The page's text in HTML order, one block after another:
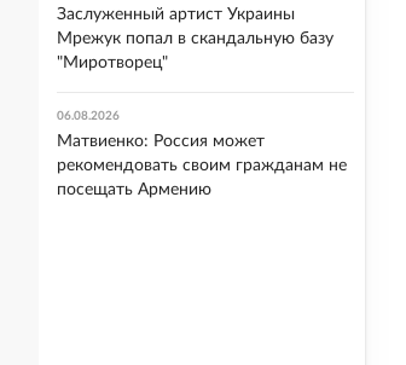
Заслуженный артист Украины
Мрежук попал в скандальную базу
"Миротворец"
06.08.2026
Матвиенко: Россия может
рекомендовать своим гражданам не
посещать Армению